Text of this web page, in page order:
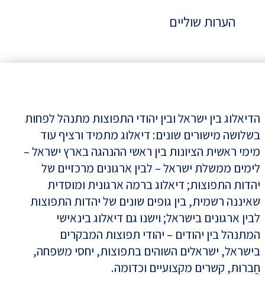
הערות שוליים
הדיאלוג בין ישראל ובין יהודי התפוצות מתנהל לפחות
בשלושה מישורים שונים: דיאלוג מתמיד ורציף עוד
מימי ראשית הציונות בין ראשי ההנהגה בארץ ישראל –
לימים ממשלת ישראל – לבין ארגונים מרכזיים של
יהדות התפוצות; דיאלוג ברמה ארגונית ומוסדית
שאיננה רשמית, בין גופים שונים של יהדות התפוצות
לבין ארגונים בישראל; וישנו גם דיאלוג בינאישי
המתנהל בין יהודים – יהודי תפוצות המבקרים
בישראל, ישראלים השוהים בתפוצות, יחסי משפחה,
חֲברוּת, קשרים מקצועיים וכדומה.